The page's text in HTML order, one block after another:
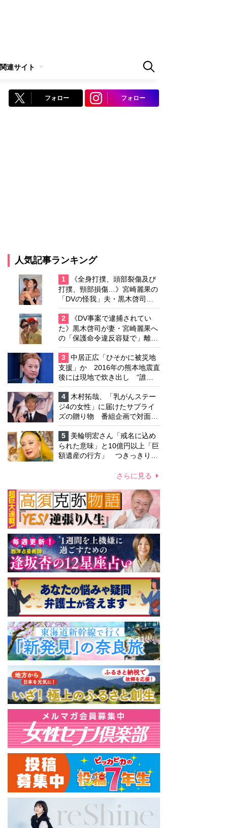
関連サイト
フォロー フォロー
人気記事ランキング
1
《全身打撲、頭部裂傷及び
打撲、頸部損傷…》宮崎麗果の
「DVの怪我」夫・黒木啓司の
逮捕で始まる「夫婦の闘争」
2
《DV事案で逮捕されてい
た》黒木啓司が妻・宮崎麗果へ
の「保護命令違反容疑で」離婚
協議は「第二ステージ」へ
3
中居正広「ひそかに被災地
支援」か 2016年の熊本地震直
後には現地で炊き出し “誰に
も知られなくて良い”と、むし
ろ強まる福祉活動への思い
4
木村拓哉、「乳がんステー
ジ4の女性」に届けたサプライ
ズの贈り物 番組企画で対面し
たファンが、夢と希望を与える
心遣いに「うれしくて号泣しま
した」
5
美輪明宏さん「戒名に込め
られた意味」と10億円以上「巨
額遺産の行方」 つきっきりで
さらに見る